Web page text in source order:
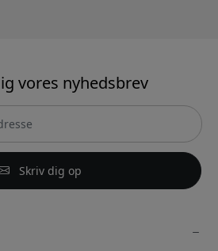
vores nyhedsbrev
Skriv dig op